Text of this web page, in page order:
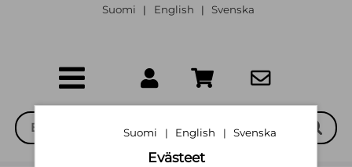
Suomi | English | Svenska
Suomi | English | Svenska
Evästeet